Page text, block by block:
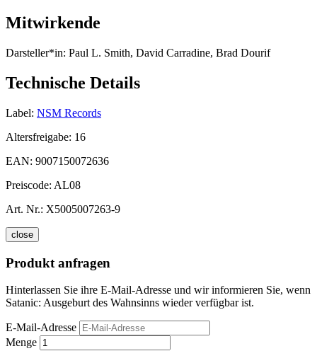
Mitwirkende
Darsteller*in: Paul L. Smith, David Carradine, Brad Dourif
Technische Details
Label: NSM Records
Altersfreigabe: 16
EAN: 9007150072636
Preiscode: AL08
Art. Nr.: X5005007263-9
close
Produkt anfragen
Hinterlassen Sie ihre E-Mail-Adresse und wir informieren Sie, wenn
Satanic: Ausgeburt des Wahnsinns wieder verfügbar ist.
E-Mail-Adresse
Menge